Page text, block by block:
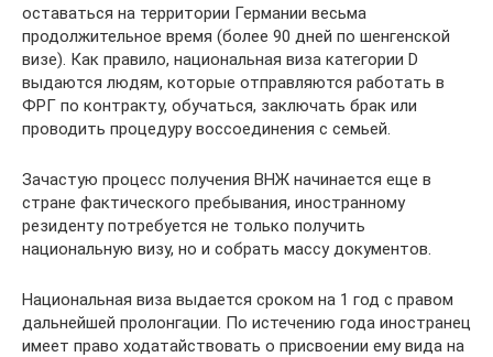
оставаться на территории Германии весьма
продолжительное время (более 90 дней по шенгенской
визе). Как правило, национальная виза категории D
выдаются людям, которые отправляются работать в
ФРГ по контракту, обучаться, заключать брак или
проводить процедуру воссоединения с семьей.
Зачастую процесс получения ВНЖ начинается еще в
стране фактического пребывания, иностранному
резиденту потребуется не только получить
национальную визу, но и собрать массу документов.
Национальная виза выдается сроком на 1 год с правом
дальнейшей пролонгации. По истечению года иностранец
имеет право ходатайствовать о присвоении ему вида на